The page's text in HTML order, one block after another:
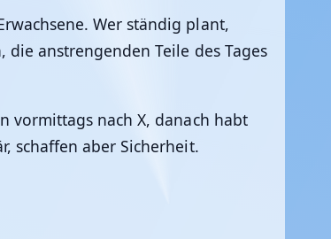
Wer ständig plant,
anstrengenden Teile des Tages
vormittags nach X, danach habt
schaffen aber Sicherheit.